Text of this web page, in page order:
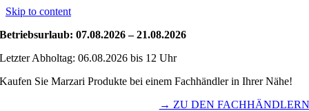
Skip to content
Betriebsurlaub: 07.08.2026 – 21.08.2026
Letzter Abholtag: 06.08.2026 bis 12 Uhr
Kaufen Sie Marzari Produkte bei einem Fachhändler in Ihrer Nähe!
→ ZU DEN FACHHÄNDLERN